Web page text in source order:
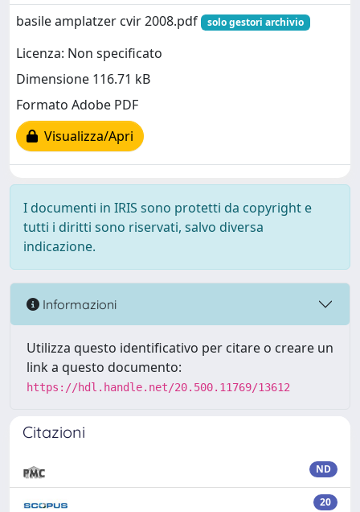
basile amplatzer cvir 2008.pdf
solo gestori archivio
Licenza: Non specificato
Dimensione 116.71 kB
Formato Adobe PDF
Visualizza/Apri
I documenti in IRIS sono protetti da copyright e
tutti i diritti sono riservati, salvo diversa
indicazione.
Informazioni
Utilizza questo identificativo per citare o creare un
link a questo documento:
https://hdl.handle.net/20.500.11769/13612
Citazioni
ND
20